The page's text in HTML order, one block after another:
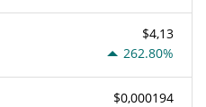
$4,13
262.80%
$0,000194